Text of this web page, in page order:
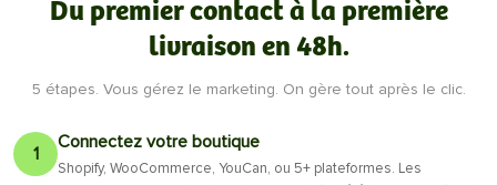
Du premier contact à la première
livraison en 48h.
5 étapes. Vous gérez le marketing. On gère tout après le clic.
1
Connectez votre boutique
Shopify, WooCommerce, YouCan, ou 5+ plateformes. Les